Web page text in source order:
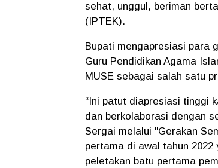
sehat, unggul, beriman
(IPTEK).
Bupati mengapresiasi para
Guru Pendidikan Agama
MUSE sebagai salah satu
“Ini patut diapresiasi tinggi
dan berkolaborasi dengan
Sergai melalui "Gerakan
pertama di awal tahun
peletakan batu pertama